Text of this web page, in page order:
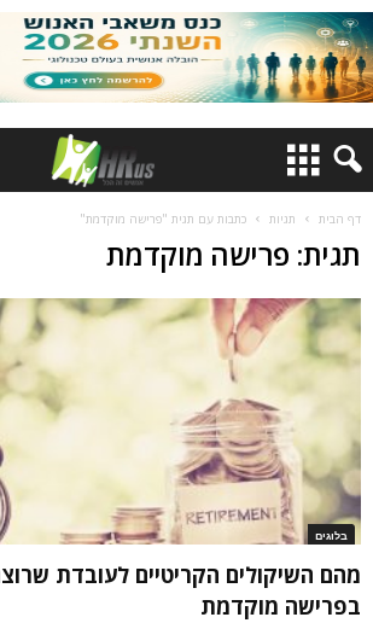
דף הבית תגיות כתבות עם תגית "פרישה מוקדמת"
תגית: פרישה מוקדמת
בלוגים
מהם השיקולים הקריטיים לעובדת
בפרישה מוקדמת